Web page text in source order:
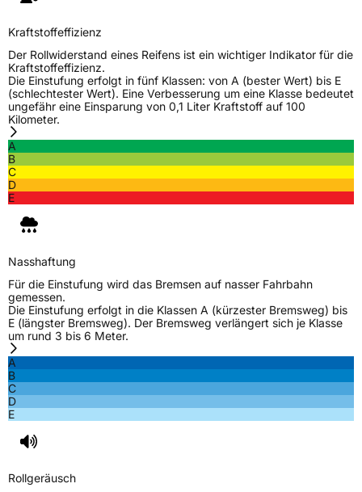
Kraftstoffeffizienz
Der Rollwiderstand eines Reifens ist ein wichtiger Indikator für die
Kraftstoffeffizienz.
Die Einstufung erfolgt in fünf Klassen: von A (bester Wert) bis E
(schlechtester Wert). Eine Verbesserung um eine Klasse bedeutet
ungefähr eine Einsparung von 0,1 Liter Kraftstoff auf 100
Kilometer.
A
B
C
D
E
Nasshaftung
Für die Einstufung wird das Bremsen auf nasser Fahrbahn
gemessen.
Die Einstufung erfolgt in die Klassen A (kürzester Bremsweg) bis
E (längster Bremsweg). Der Bremsweg verlängert sich je Klasse
um rund 3 bis 6 Meter.
A
B
C
D
E
Rollgeräusch